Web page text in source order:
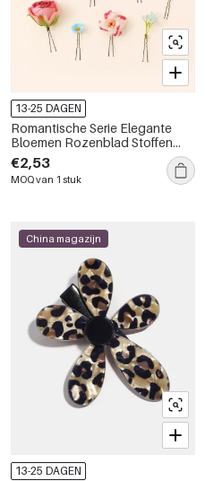
13-25 DAGEN
Romantische Serie Elegante
Bloemen Rozenblad Stoffen
Haarclips met Kleurverloop
€2,53
MOQ van 1 stuk
China magazijn
13-25 DAGEN